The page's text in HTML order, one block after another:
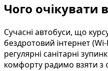
Чого очікувати
Сучасні автобуси, що
бездротовий інтернет
регулярні санітарні
комфорту радимо взяти з